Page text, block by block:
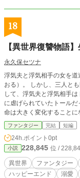
18
【異世界復讐物語
永久保セツナ
浮気夫と浮気相手の女を
おる）。 しかし、三人と
して、浮気夫と浮気相手
に虐げられていたトール
命は大きく変化すること
に復讐を果たすことができるのか！？ ――生まれ変わっ
復讐物語がここに幕を上げ
ファンタジー 完結 短編
24h.ポイント 0pt
小説 228,845 位 /
異世界 ファンタジー
ハッピーエンド
溺愛